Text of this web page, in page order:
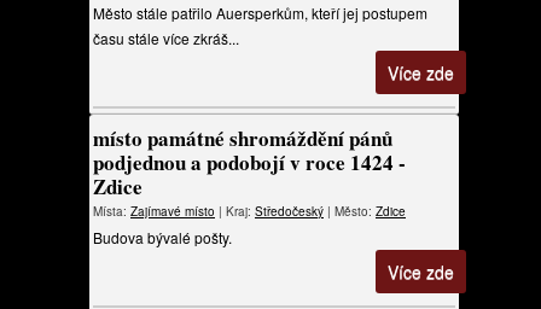
Město stále patřilo Auersperkům, kteří jej postupem
času stále více zkráš...
Více zde
místo památné shromáždění pánů
podjednou a podobojí v roce 1424 -
Zdice
Místa: Zajímavé místo | Kraj: Středočeský | Město: Zdice
Budova bývalé pošty.
Více zde